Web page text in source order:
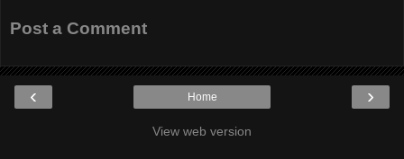
Post a Comment
‹ ›
Home
View web version